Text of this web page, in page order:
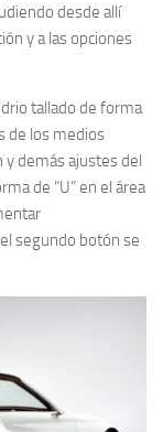
desde allí
y a las opciones
tallado de forma
de los medios
y demás ajustes del
de “U” en el área
segundo botón se